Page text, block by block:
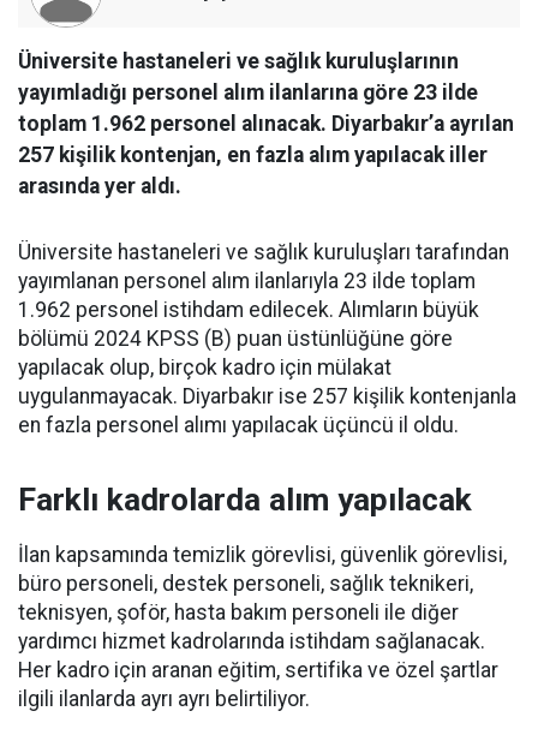
Üniversite hastaneleri ve sağlık kuruluşlarının
yayımladığı personel alım ilanlarına göre 23 ilde
toplam 1.962 personel alınacak. Diyarbakır’a ayrılan
257 kişilik kontenjan, en fazla alım yapılacak iller
arasında yer aldı.
Üniversite hastaneleri ve sağlık kuruluşları tarafından
yayımlanan personel alım ilanlarıyla 23 ilde toplam
1.962 personel istihdam edilecek. Alımların büyük
bölümü 2024 KPSS (B) puan üstünlüğüne göre
yapılacak olup, birçok kadro için mülakat
uygulanmayacak. Diyarbakır ise 257 kişilik kontenjanla
en fazla personel alımı yapılacak üçüncü il oldu.
Farklı kadrolarda alım yapılacak
İlan kapsamında temizlik görevlisi, güvenlik görevlisi,
büro personeli, destek personeli, sağlık teknikeri,
teknisyen, şoför, hasta bakım personeli ile diğer
yardımcı hizmet kadrolarında istihdam sağlanacak.
Her kadro için aranan eğitim, sertifika ve özel şartlar
ilgili ilanlarda ayrı ayrı belirtiliyor.